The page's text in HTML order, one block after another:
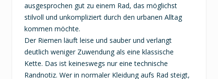
ausgesprochen gut zu einem Rad, das möglichst
stilvoll und unkompliziert durch den urbanen Alltag
kommen möchte.
Der Riemen läuft leise und sauber und verlangt
deutlich weniger Zuwendung als eine klassische
Kette. Das ist keineswegs nur eine technische
Randnotiz. Wer in normaler Kleidung aufs Rad steigt,